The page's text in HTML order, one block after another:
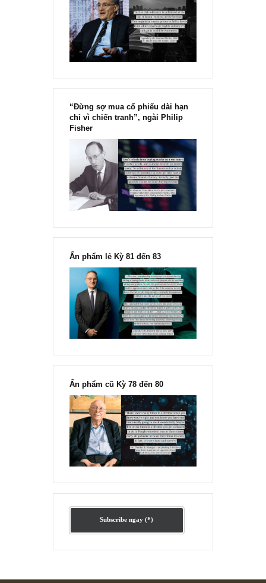
Chu kỳ trong thái độ của đám
đông đối với rủi ro, Ngài Howard
Marks
“Đừng sợ mua cổ phiếu dài hạn
chỉ vì chiến tranh”, ngài Philip
Fisher
Ấn phẩm lẻ Kỳ 81 đến 83
Ấn phẩm cũ Kỳ 78 đến 80